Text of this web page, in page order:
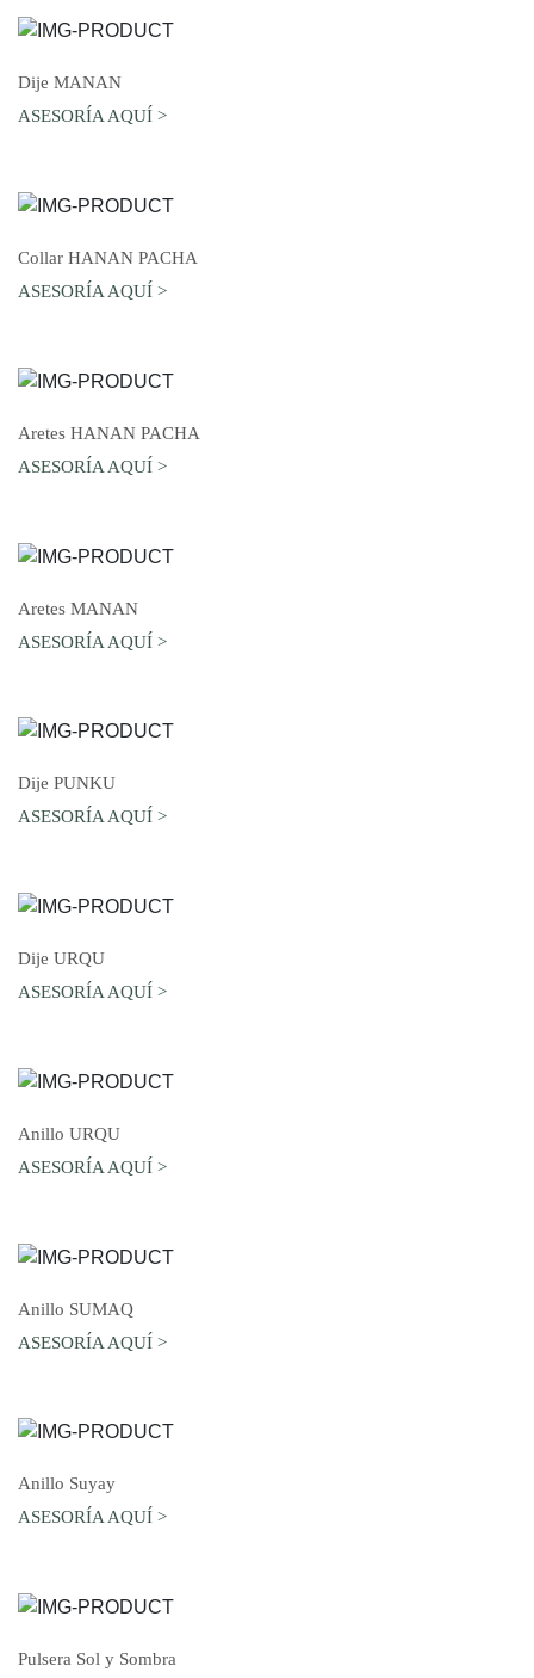
Dije MANAN
ASESORÍA AQUÍ >
Collar HANAN PACHA
ASESORÍA AQUÍ >
AGREGAR AL CARRO
Aretes HANAN PACHA
ASESORÍA AQUÍ >
Aretes MANAN
ASESORÍA AQUÍ >
Dije PUNKU
ASESORÍA AQUÍ >
Dije URQU
ASESORÍA AQUÍ >
Anillo URQU
ASESORÍA AQUÍ >
Anillo SUMAQ
ASESORÍA AQUÍ >
Anillo Suyay
ASESORÍA AQUÍ >
Pulsera Sol y Sombra